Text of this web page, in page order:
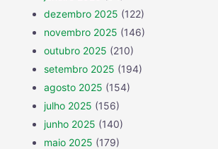
dezembro 2025 (122)
novembro 2025 (146)
outubro 2025 (210)
setembro 2025 (194)
agosto 2025 (154)
julho 2025 (156)
junho 2025 (140)
maio 2025 (179)